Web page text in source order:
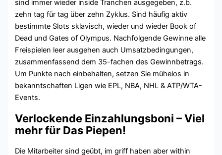
sind immer wieder inside Tranchen ausgegeben, z.b.
zehn tag für tag über zehn Zyklus. Sind häufig aktiv
bestimmte Slots sklavisch, wieder und wieder Book of
Dead und Gates of Olympus. Nachfolgende Gewinne alle
Freispielen leer ausgehen auch Umsatzbedingungen,
zusammenfassend dem 35-fachen des Gewinnbetrags.
Um Punkte nach einbehalten, setzen Sie mühelos in
bekanntschaften Ligen wie EPL, NBA, NHL & ATP/WTA-
Events.
Verlockende Einzahlungsboni – Viel
mehr für Das Piepen!
Die Mitarbeiter sind geübt, im griff haben aber within